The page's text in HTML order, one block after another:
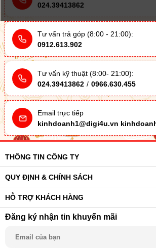
024.39413862
Tư vấn trả góp (8:00 - 21:00):
0912.613.902
Tư vấn kỹ thuật (8:00- 21:00):
024.39413862 / 0966.630.455
Email trực tiếp
kinhdoanh1@digi4u.vn
THÔNG TIN CÔNG TY
QUY ĐỊNH & CHÍNH SÁCH
HỖ TRỢ KHÁCH HÀNG
Đăng ký nhận tin khuyến mãi